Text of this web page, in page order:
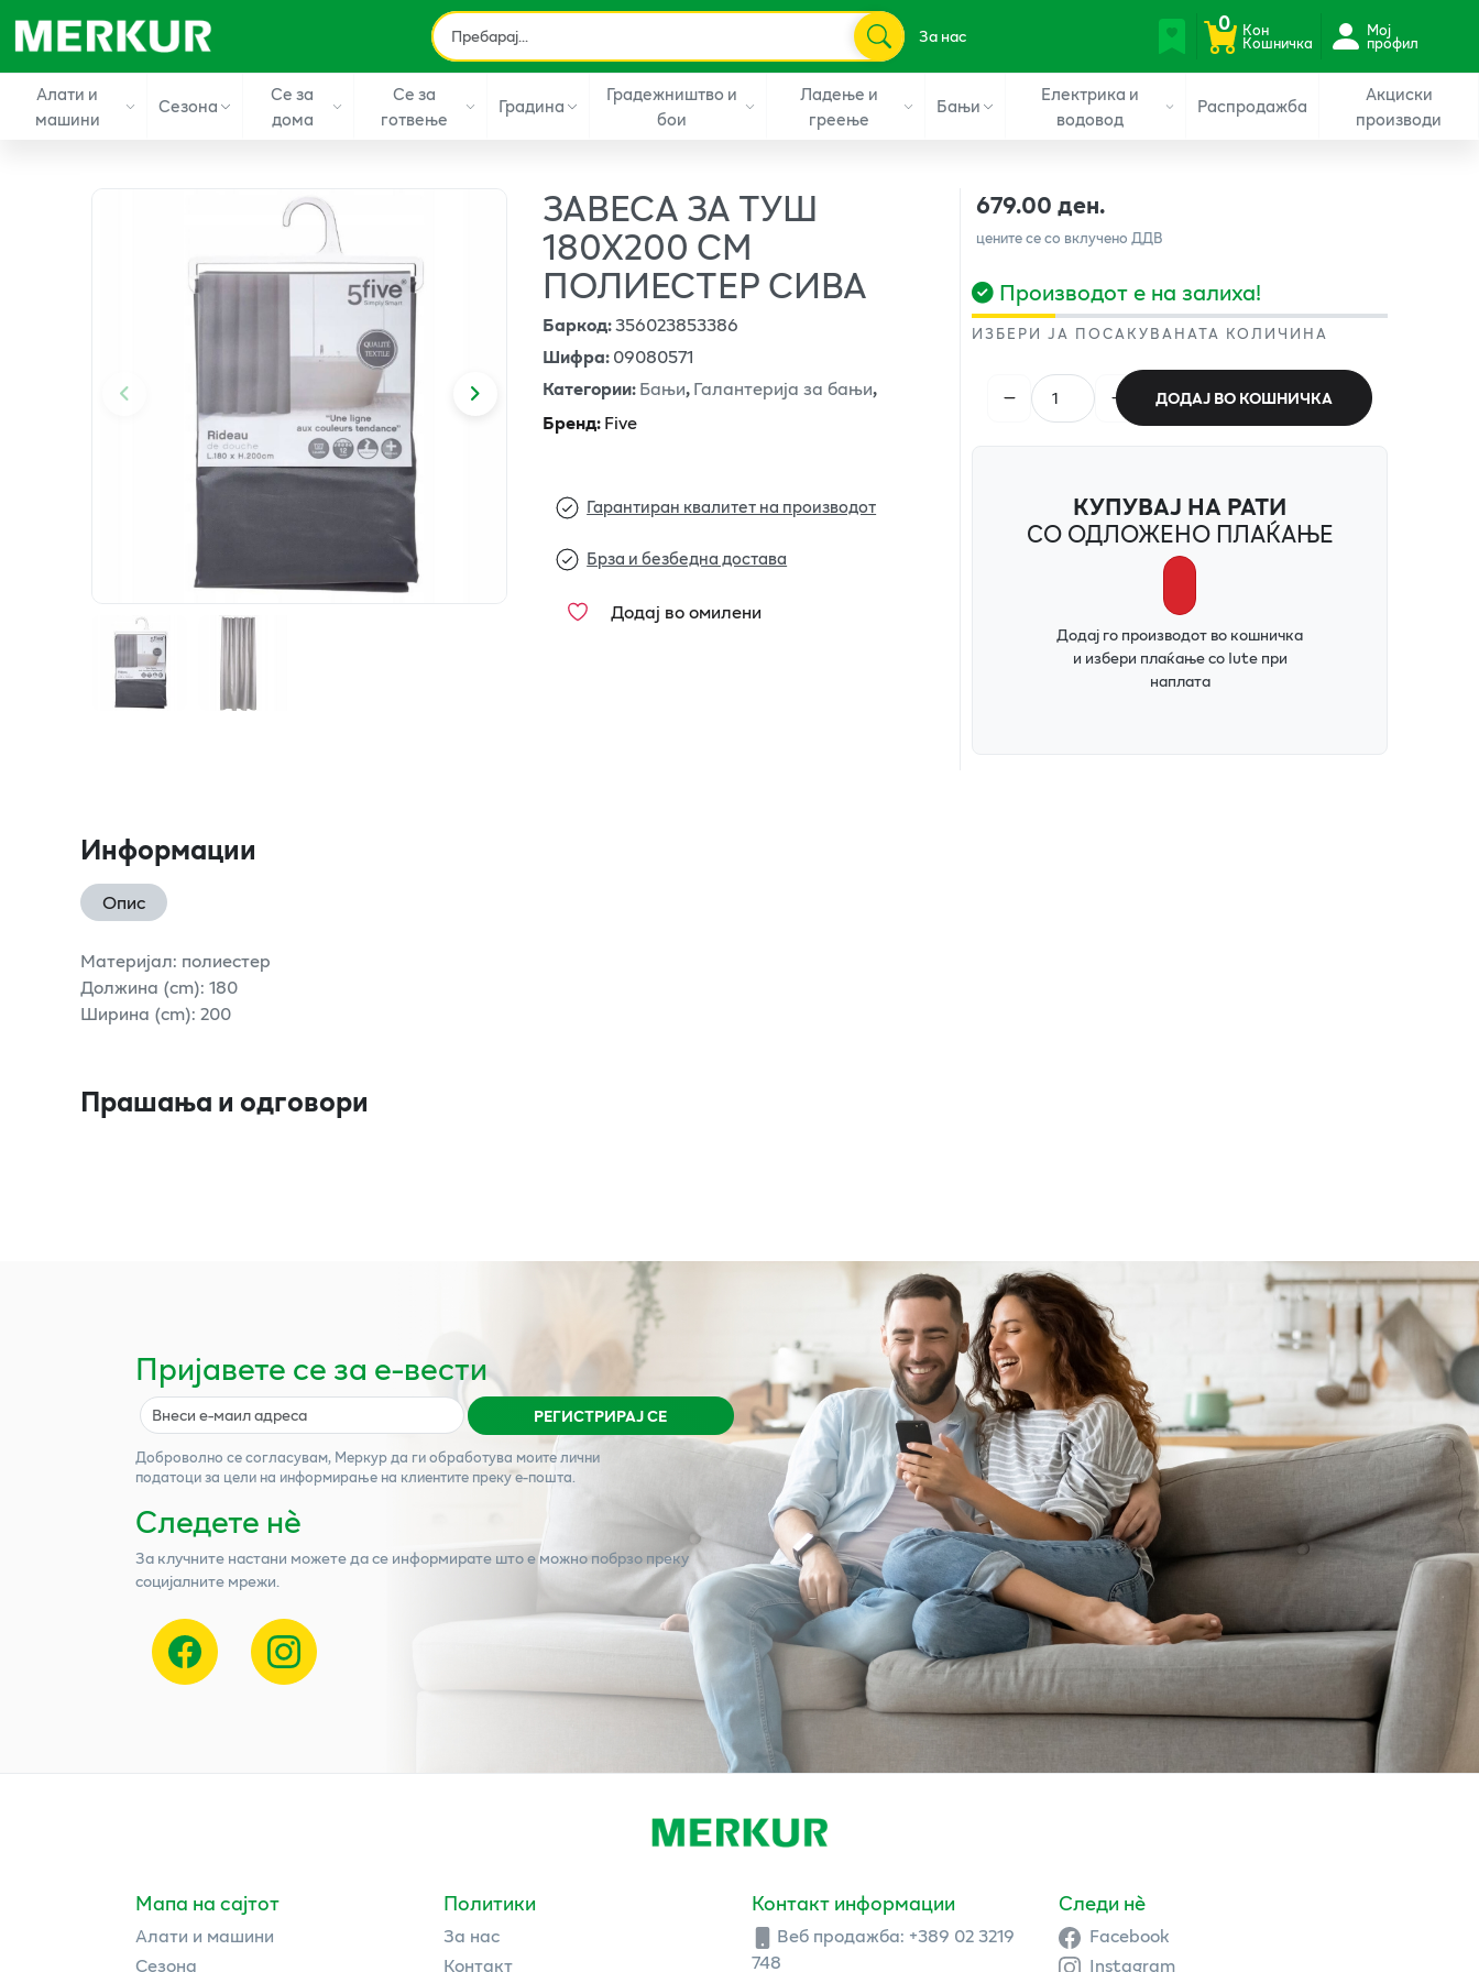
За нас 0 Кон
Кошничка
Мој
профил
Алати и
машини
Сезона
Се за
дома
Се за
готвење
Градина
Градежништво и
бои
Ладење и
греење
Бањи
Електрика и
водовод
Распродажба
Акциски
производи
ЗАВЕСА ЗА ТУШ
180Х200 СМ
ПОЛИЕСТЕР СИВА
Баркод:356023853386
Шифра:09080571
Категории:Бањи,Галантерија за бањи,
Бренд:Five
Гарантиран квалитет на производот
Брза и безбедна достава
Додај во омилени
679.00 ден.
цените се со вклучено ДДВ
Производот е на залиха!
ИЗБЕРИ ЈА ПОСАКУВАНАТА КОЛИЧИНА
ДОДАЈ ВО КОШНИЧКА
КУПУВАЈ НА РАТИ
СО ОДЛОЖЕНО ПЛАЌАЊЕ
Додај го производот во кошничка
и избери плаќање со Iute при
наплата
Информации
Опис
Материјал: полиестер
Должина (cm): 180
Ширина (cm): 200
Прашања и одговори
Пријавете се за е-вести
РЕГИСТРИРАЈ СЕ
Доброволно се согласувам, Меркурда ги обработува моите лични
податоци за цели на информирање на клиентите преку е-пошта.
Следете нѐ
За клучните настани можете да се информирате што е можно побрзо преку
социјалните мрежи.
Мапа на сајтот
Алати и машини
Сезона
Политики
За нас
Контакт
Контакт информации
Веб продажба: +389 02 3219
748
Следи нè
Facebook
Instagram